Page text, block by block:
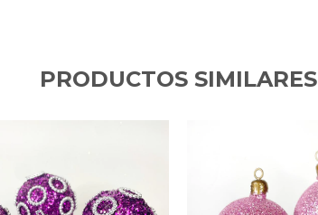
PRODUCTOS SIMILARES